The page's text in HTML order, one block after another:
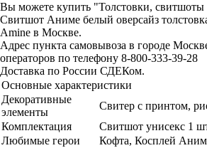
Вы можете купить "Толстовки, свитшоты
Свитшот Аниме белый оверсайз
Amine в Москве.
Адрес пункта самовывоза в городе
операторов по телефону 8-800-333-39-28
Доставка по России СДЕКом.
Основные характеристики
Декоративные
элементы
Свитер с принтом,
Комплектация
Свитшот унисекс 1
Любимые герои
Кофта, Косплей